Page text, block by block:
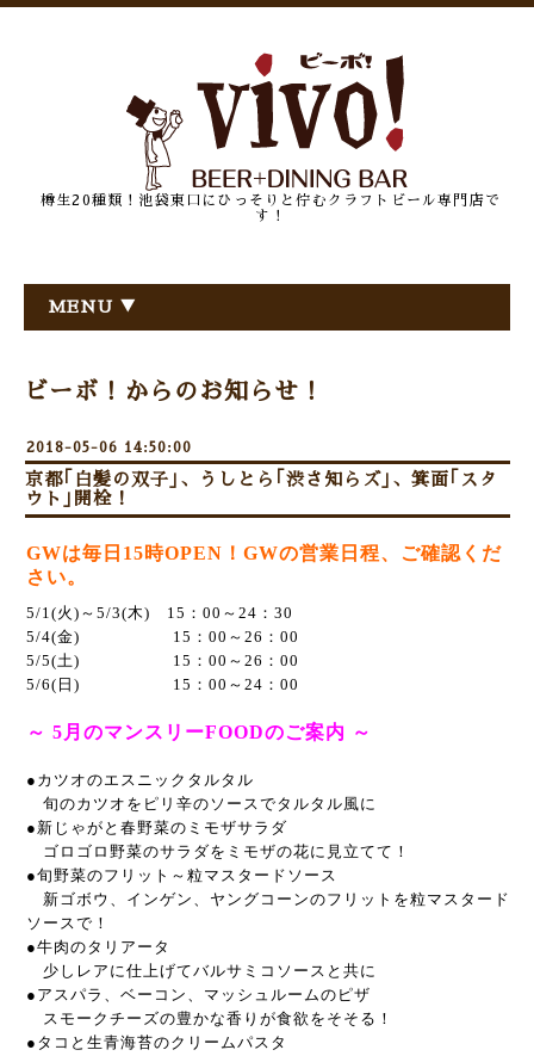
樽生20種類！池袋東口にひっそりと佇むクラフトビール専門店で
す！
MENU ▼
ビーボ！からのお知らせ！
2018-05-06 14:50:00
京都｢白髪の双子｣、うしとら｢渋さ知らズ｣、箕面｢スタ
ウト｣開栓！
GWは毎日15時OPEN！GWの営業日程、ご確認くだ
さい。
5/1(火)～5/3(木) 15：00～24：30
5/4(金) 15：00～26：00
5/5(土) 15：00～26：00
5/6(日) 15：00～24：00
～ 5 月のマンスリーFOODのご案内 ～
●カツオのエスニックタルタル
旬のカツオをピリ辛のソースでタルタル風に
●新じゃがと春野菜のミモザサラダ
ゴロゴロ野菜のサラダをミモザの花に見立てて！
●旬野菜のフリット～粒マスタードソース
新ゴボウ、インゲン、ヤングコーンのフリットを粒マスタード
ソースで！
●牛肉のタリアータ
少しレアに仕上げてバルサミコソースと共に
●アスパラ、ベーコン、マッシュルームのピザ
スモークチーズの豊かな香りが食欲をそそる！
●タコと生青海苔のクリームパスタ